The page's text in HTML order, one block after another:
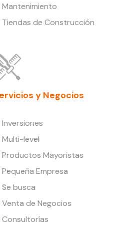
Mantenimiento
Tiendas de Construcción
y Negocios
Inversiones
Multi-level
Productos Mayoristas
Pequeña Empresa
Se busca
Venta de Negocios
Consultorías